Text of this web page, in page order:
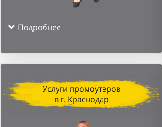
Подробнее
Услуги промоутеров
в г. Краснодар